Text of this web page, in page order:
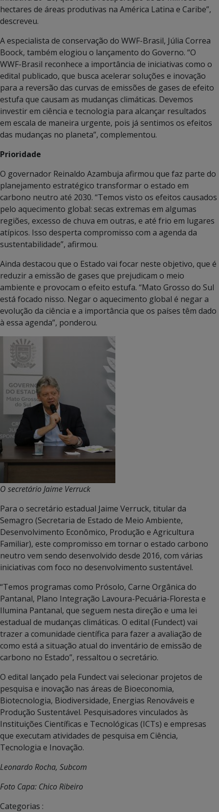
hectares de áreas produtivas na América Latina e Caribe”,
descreveu.
A especialista de conservação do WWF-Brasil, Júlia Correa
Boock, também elogiou o lançamento do Governo. “O
WWF-Brasil reconhece a importância de iniciativas como o
edital publicado, que busca acelerar soluções e inovação
para a reversão das curvas de emissões de gases de efeito
estufa que causam as mudanças climáticas. Devemos
investir em ciência e tecnologia para alcançar resultados
em escala de maneira urgente, pois já sentimos os efeitos
das mudanças no planeta”, complementou.
Prioridade
O governador Reinaldo Azambuja afirmou que faz parte do
planejamento estratégico transformar o estado em
carbono neutro até 2030. “Temos visto os efeitos causados
pelo aquecimento global: secas extremas em algumas
regiões, excesso de chuva em outras, e até frio em lugares
atípicos. Isso desperta compromisso com a agenda da
sustentabilidade”, afirmou.
Ainda destacou que o Estado vai focar neste objetivo, que é
reduzir a emissão de gases que prejudicam o meio
ambiente e provocam o efeito estufa. “Mato Grosso do Sul
está focado nisso. Negar o aquecimento global é negar a
evolução da ciência e a importância que os países têm dado
à essa agenda”, ponderou.
O secretário Jaime Verruck
Para o secretário estadual Jaime Verruck, titular da
Semagro (Secretaria de Estado de Meio Ambiente,
Desenvolvimento Econômico, Produção e Agricultura
Familiar), este compromisso em tornar o estado carbono
neutro vem sendo desenvolvido desde 2016, com várias
iniciativas com foco no desenvolvimento sustentável.
“Temos programas como Prósolo, Carne Orgânica do
Pantanal, Plano Integração Lavoura-Pecuária-Floresta e
Ilumina Pantanal, que seguem nesta direção e uma lei
estadual de mudanças climáticas. O edital (Fundect) vai
trazer a comunidade científica para fazer a avaliação de
como está a situação atual do inventário de emissão de
carbono no Estado”, ressaltou o secretário.
O edital lançado pela Fundect vai selecionar projetos de
pesquisa e inovação nas áreas de Bioeconomia,
Biotecnologia, Biodiversidade, Energias Renováveis e
Produção Sustentável. Pesquisadores vinculados às
Instituições Científicas e Tecnológicas (ICTs) e empresas
que executam atividades de pesquisa em Ciência,
Tecnologia e Inovação.
Leonardo Rocha, Subcom
Foto Capa: Chico Ribeiro
Categorias :